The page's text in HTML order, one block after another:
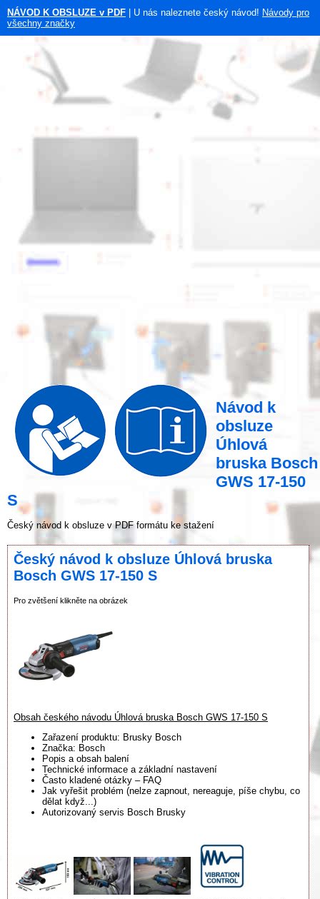
NÁVOD K OBSLUZE v PDF | U nás naleznete český návod! Návody pro
všechny značky
Návod k
obsluze
Úhlová
bruska Bosch
GWS 17-150
S
Český návod k obsluze v PDF formátu ke stažení
Český návod k obsluze Úhlová bruska
Bosch GWS 17-150 S
Pro zvětšení klikněte na obrázek
Obsah českého návodu Úhlová bruska Bosch GWS 17-150 S
Zařazení produktu: Brusky Bosch
Značka: Bosch
Popis a obsah balení
Technické informace a základní nastavení
Často kladené otázky – FAQ
Jak vyřešit problém (nelze zapnout, nereaguje, píše chybu, co
dělat když...)
Autorizovaný servis Bosch Brusky